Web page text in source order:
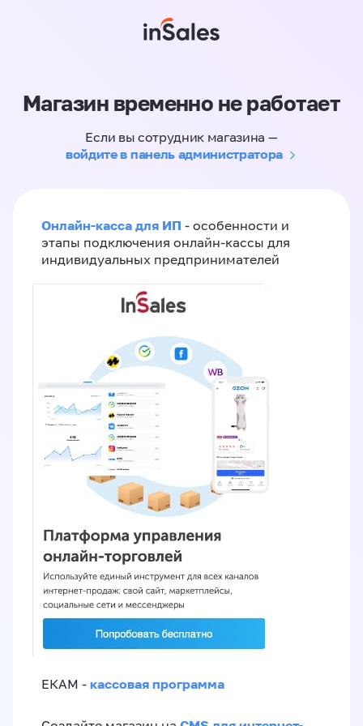
Магазин временно не работает
Если вы сотрудник магазина —
войдите в панель администратора
Онлайн-касса для ИП - особенности и
этапы подключения онлайн-кассы для
индивидуальных предпринимателей
ЕКАМ - кассовая программа